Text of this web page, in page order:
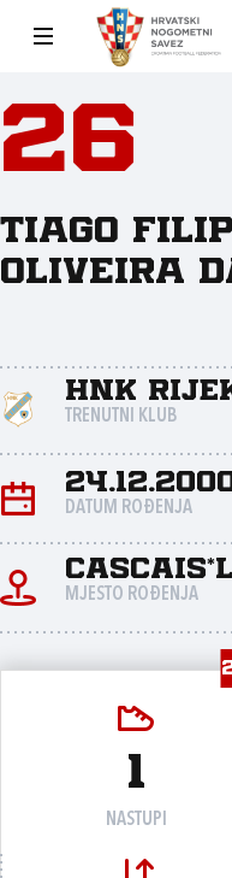
26
Tiago
Oliveira
HNK
TRENUTNI KLUB
DATUM ROĐENJA
MJESTO ROĐENJA
1
NASTUPI